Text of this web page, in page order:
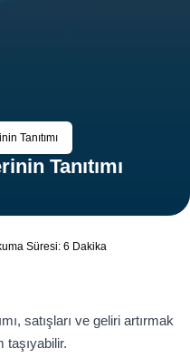
Tanıtımı
Tanıtımı
Süresi: 6 Dakika
satışları ve geliri artırmak
taşıyabilir.